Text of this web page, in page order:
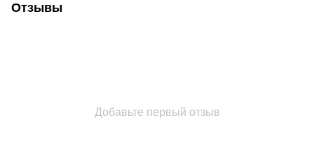
Отзывы
Добавьте первый отзыв